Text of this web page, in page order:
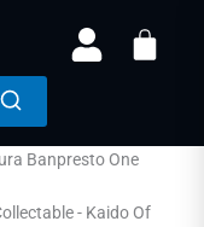
Banpresto One
- Kaido Of